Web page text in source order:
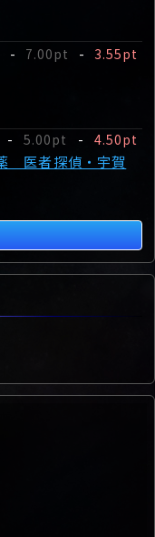
- 7.00pt - 3.55pt
- 5.00pt - 4.50pt
医者探偵・宇賀